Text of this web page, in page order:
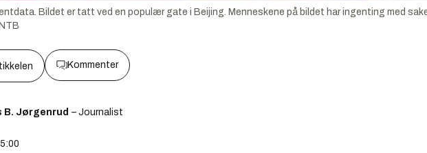
Bildet er tatt ved en populær gate i Beijing. Menneskene på bildet har ingenting med
Kommenter
B. Jørgenrud – Journalist